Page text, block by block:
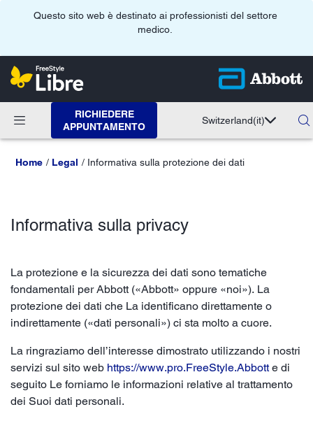
Questo sito web è destinato ai professionisti del settore
medico.
RICHIEDERE
APPUNTAMENTO
Switzerland(it)
Home Legal Informativa sulla protezione dei dati
Informativa sulla privacy
La protezione e la sicurezza dei dati sono tematiche
fondamentali per Abbott («Abbott» oppure «noi»). La
protezione dei dati che La identificano direttamente o
indirettamente («dati personali») ci sta molto a cuore.
La ringraziamo dell’interesse dimostrato utilizzando i nostri
servizi sul sito web https://www.pro.FreeStyle.Abbotte di
seguito Le forniamo le informazioni relative al trattamento
dei Suoi dati personali.